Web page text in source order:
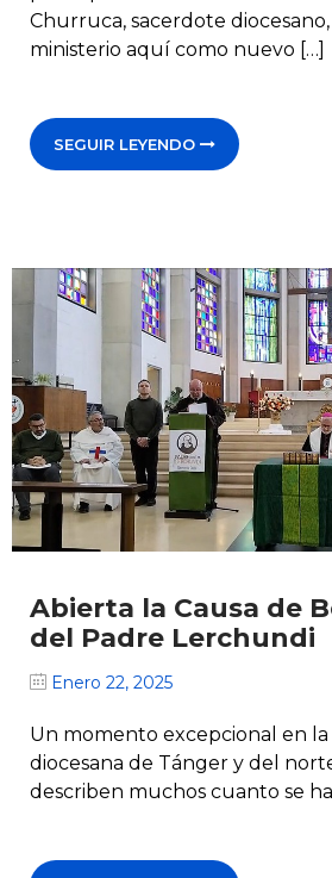
Churruca, sacerdote
ministerio aquí como nuevo […]
SEGUIR LEYENDO
Abierta la Causa de
del Padre Lerchundi
Enero 22, 2025
Un momento excepcional en la
diocesana de Tánger y del
describen muchos cuanto se